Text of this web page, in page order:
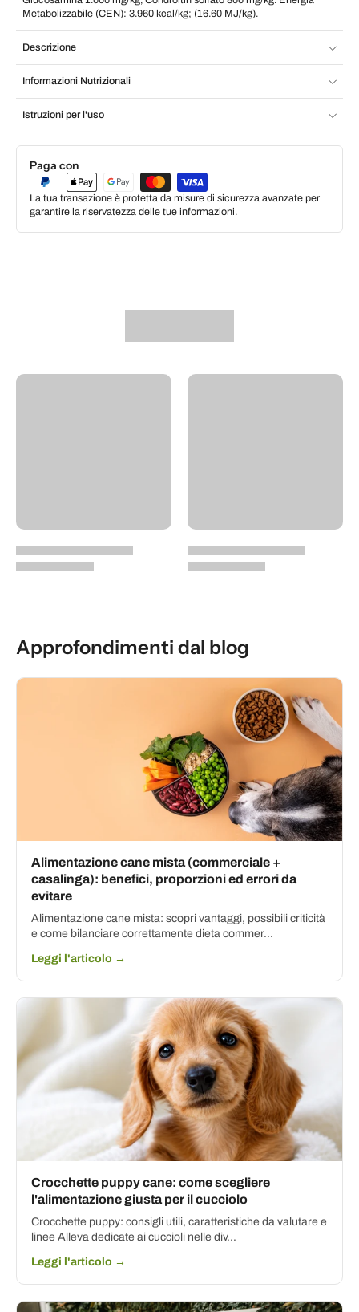
Metabolizzabile (CEN): 3.960 kcal/kg; (16.60 MJ/kg).
Descrizione
Informazioni Nutrizionali
Istruzioni per l'uso
Paga con
La tua transazione è protetta da misure di sicurezza avanzate per
garantire la riservatezza delle tue informazioni.
Approfondimenti dal blog
Alimentazione cane mista (commerciale +
casalinga): benefici, proporzioni ed errori da
evitare
Alimentazione cane mista: scopri vantaggi, possibili criticità
e come bilanciare correttamente dieta commer...
Leggi l'articolo →
Crocchette puppy cane: come scegliere
l'alimentazione giusta per il cucciolo
Crocchette puppy: consigli utili, caratteristiche da valutare e
linee Alleva dedicate ai cuccioli nelle div...
Leggi l'articolo →